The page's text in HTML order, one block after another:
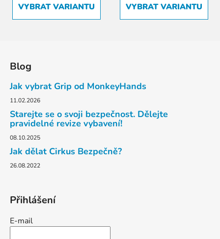
VYBRAT VARIANTU VYBRAT VARIANTU
Blog
Jak vybrat Grip od MonkeyHands
11.02.2026
Starejte se o svoji bezpečnost. Dělejte
pravidelné revize vybavení!
08.10.2025
Jak dělat Cirkus Bezpečně?
26.08.2022
Přihlášení
E-mail